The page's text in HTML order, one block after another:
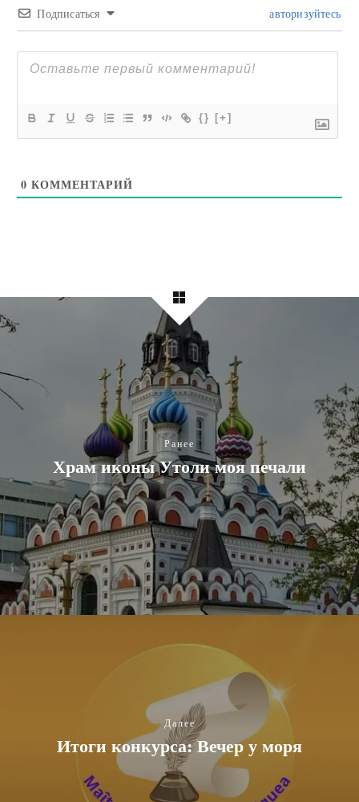
Подписаться авторизуйтесь
{} [+]
0 КОММЕНТАРИЙ
Ранее
Храм иконы Утоли моя печали
Далее
Итоги конкурса: Вечер у моря